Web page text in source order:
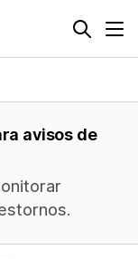
avisos de